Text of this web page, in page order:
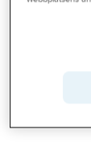
Branscher